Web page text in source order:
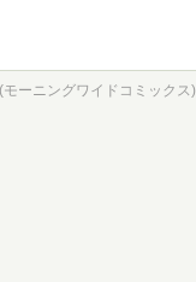
モーニングワイドコミックス)